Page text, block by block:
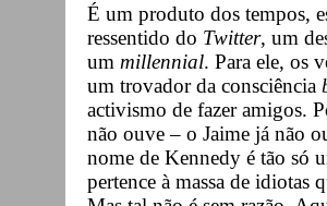
É um produto dos tempos,
ressentido do Twitter, um
um millennial. Para ele, os
um trovador da consciência
activismo de fazer amigos.
não ouve – o Jaime já não
nome de Kennedy é tão só
pertence à massa de